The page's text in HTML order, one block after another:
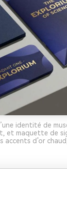
identité de
et maquette de
d’or